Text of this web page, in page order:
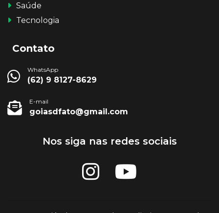
Saúde
Tecnologia
Contato
WhatsApp
(62) 9 8127-8629
E-mail
goiasdfato@gmail.com
Nos siga nas redes sociais